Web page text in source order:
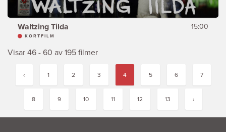
Waltzing Tilda 15:00
KORTFILM
Visar 46 - 60 av 195 filmer
‹ 1 2 3 4 5 6 7
8 9 10 11 12 13 ›